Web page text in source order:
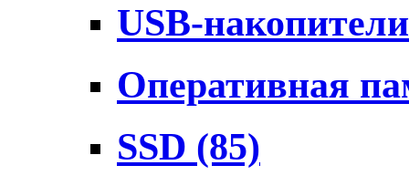
USB-
Оперативная
SSD (85)